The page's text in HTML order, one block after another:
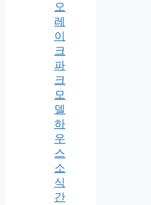
오
레
이
크
파
크
모
델
하
우
스
소
식
간